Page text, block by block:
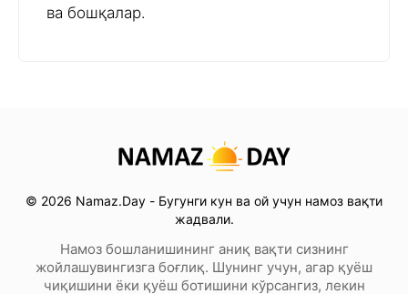
ва бошқалар.
© 2026 Namaz.Day - Бугунги кун ва ой учун намоз вақти
жадвали.
Намоз бошланишининг аниқ вақти сизнинг
жойлашувингизга боғлиқ. Шунинг учун, агар қуёш
чиқишини ёки қуёш ботишини кўрсангиз, лекин